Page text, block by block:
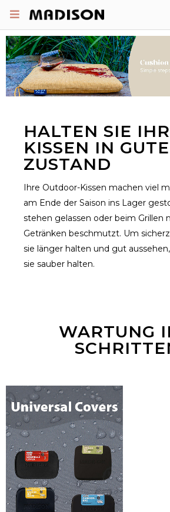
HALTEN SIE IHR
KISSEN IN
ZUSTAND
Ihre Outdoor-Kissen machen viel
am Ende der Saison ins Lager
stehen gelassen oder beim Grillen
Getränken beschmutzt. Um
sie länger halten und gut
sie sauber halten.
WARTUNG